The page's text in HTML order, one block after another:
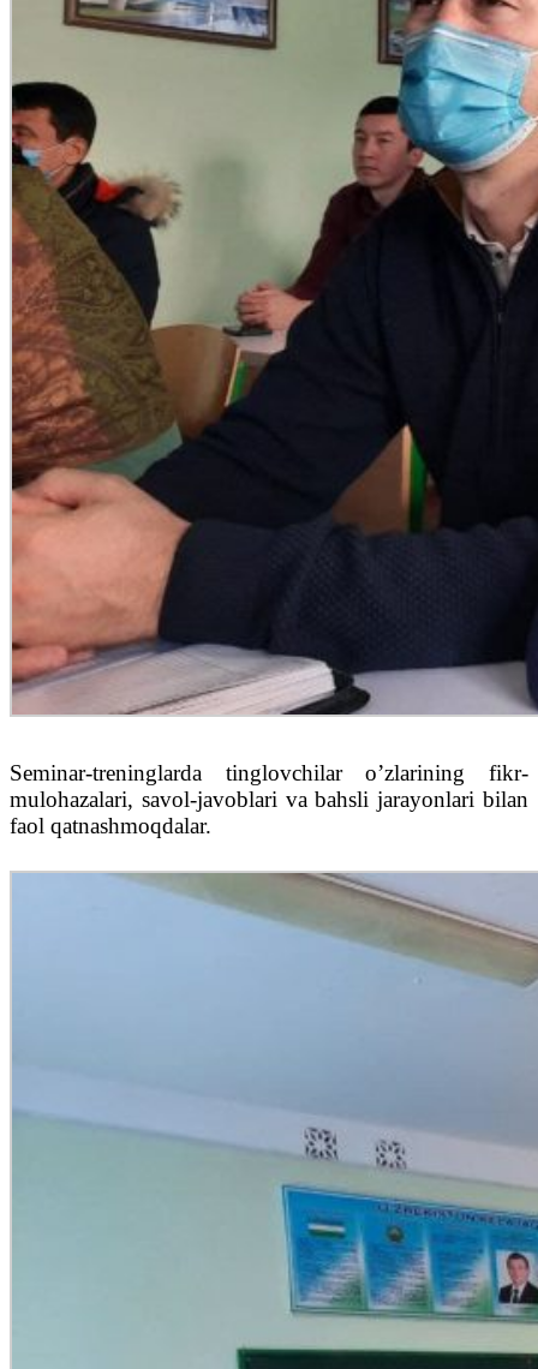
Seminar-treninglarda tinglovchilar o’zlarining fikr-
mulohazalari, savol-javoblari va bahsli jarayonlari bilan
faol qatnashmoqdalar.